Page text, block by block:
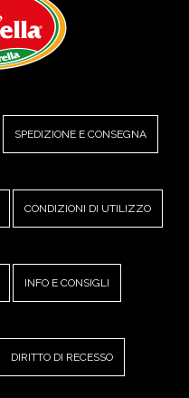
SPEDIZIONE E CONSEGNA
CONDIZIONI DI UTILIZZO
INFO E CONSIGLI
DIRITTO DI RECESSO